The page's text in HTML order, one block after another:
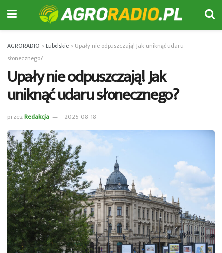
AGRORADIO >Lubelskie > Upały nie odpuszczają! Jak uniknąć udaru
słonecznego?
Upały nie odpuszczają! Jak
uniknąć udaru słonecznego?
przezRedakcja 2025-08-18